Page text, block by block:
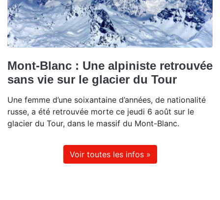
Mont-Blanc : Une alpiniste retrouvée
sans vie sur le glacier du Tour
Une femme d’une soixantaine d’années, de nationalité
russe, a été retrouvée morte ce jeudi 6 août sur le
glacier du Tour, dans le massif du Mont-Blanc.
Voir toutes les infos »